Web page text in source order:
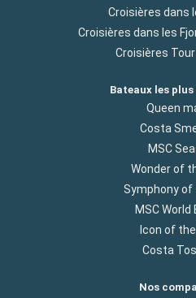
Croisières dans
Croisières dans les
Croisières
Bateaux les
Queen
Costa
MSC
Wonder of
Symphony of
MSC World
Icon of
Costa
Nos